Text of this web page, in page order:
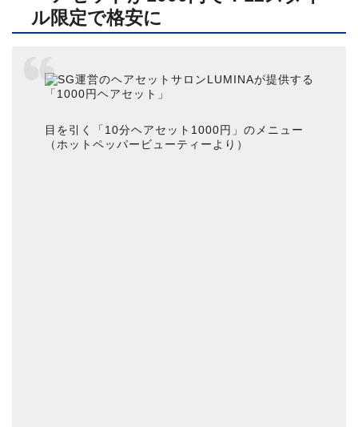
ル限定で格安に
目を引く「10分ヘアセット1000円」のメニュー
（ホットペッパービューティーより）